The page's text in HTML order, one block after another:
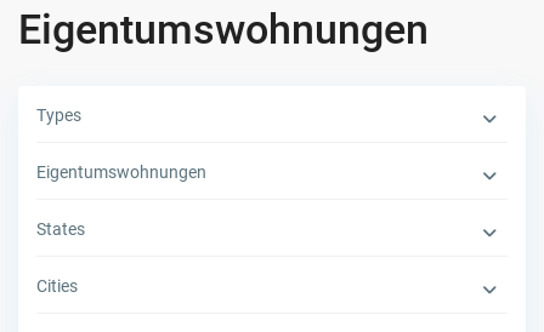
Eigentumswohnungen
Types
Eigentumswohnungen
States
Cities